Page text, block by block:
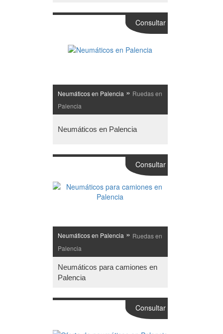
Neumáticos en Palencia » Ruedas en
Palencia
Neumáticos en Palencia
Consultar
Neumáticos en Palencia » Ruedas en
Palencia
Neumáticos para camiones en
Palencia
Consultar
Consultar